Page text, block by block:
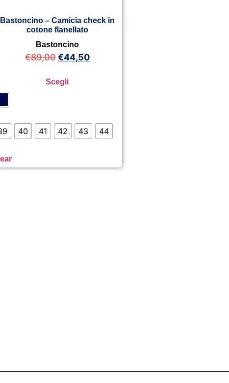
Bastoncino – Camicia check in
cotone flanellato
Bastoncino
€89,00 €44,50
Scegli
40 41 42 43 44